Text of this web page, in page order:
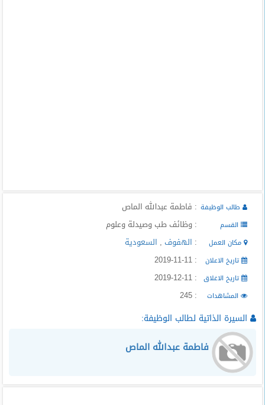
طالب الوظيفة : فاطمة عبدالله الماص
القسم : وظائف طب وصيدلة وعلوم
مكان العمل : الهفوف , السعودية
تاريخ الاعلان : 2019-11-11
تاريخ الاغلاق : 2019-12-11
المشاهدات : 245
السيرة الذاتية لطالب الوظيفة:
فاطمة عبدالله الماص